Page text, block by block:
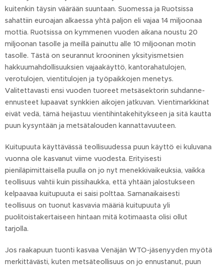
kuitenkin täysin väärään suuntaan. Suomessa ja Ruotsissa
sahattiin euroajan alkaessa yhtä paljon eli vajaa 14 miljoonaa
mottia. Ruotsissa on kymmenen vuoden aikana noustu 20
miljoonan tasolle ja meillä painuttu alle 10 miljoonan motin
tasolle. Tästä on seurannut krooninen yksityismetsien
hakkuumahdollisuuksien vajaakäyttö, kantorahatulojen,
verotulojen, vientitulojen ja työpaikkojen menetys.
Valitettavasti ensi vuoden tuoreet metsäsektorin suhdanne-
ennusteet lupaavat synkkien aikojen jatkuvan. Vientimarkkinat
eivät vedä, tämä heijastuu vientihintakehitykseen ja sitä kautta
puun kysyntään ja metsätalouden kannattavuuteen.
Kuitupuuta käyttävässä teollisuudessa puun käyttö ei kuluvana
vuonna ole kasvanut viime vuodesta. Erityisesti
pieniläpimittaisella puulla on jo nyt menekkivaikeuksia, vaikka
teollisuus vahtii kuin pissihaukka, että yhtään jalostukseen
kelpaavaa kuitupuuta ei saisi polttaa. Samanaikaisesti
teollisuus on tuonut kasvavia määriä kuitupuuta yli
puolitoistakertaiseen hintaan mitä kotimaasta olisi ollut
tarjolla.
Jos raakapuun tuonti kasvaa Venäjän WTO-jäsenyyden myötä
merkittävästi, kuten metsäteollisuus on jo ennustanut, puun